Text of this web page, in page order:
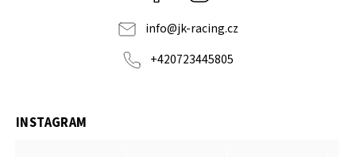
info@jk-racing.cz
+420723445805
INSTAGRAM